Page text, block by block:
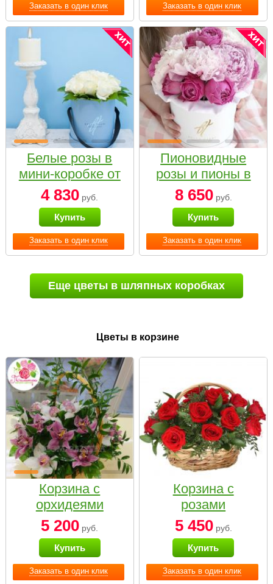
Заказать в один клик Заказать в один клик
Заказать в один клик
Белые розы в
мини-коробке от
Bella Fiori
4 830 руб.
Купить
Заказать в один клик
Пионовидные
розы и пионы в
белой коробке
Small
8 650руб.
Купить
Еще цветы в шляпных коробках
Цветы в корзине
Заказать в один клик
Корзина с
орхидеями
малая
5 200 руб.
Купить
Заказать в один клик
Корзина с
розами
«Красный
Париж»
5 450руб.
Купить